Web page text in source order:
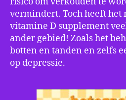
vermindert. Toch heeft het
vitamine D supplement
ander gebied! Zoals het
botten en tanden en zelfs
op depressie.